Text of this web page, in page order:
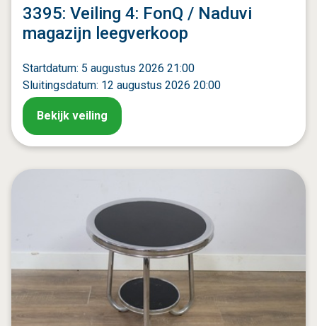
3395: Veiling 4: FonQ / Naduvi
magazijn leegverkoop
Startdatum: 5 augustus 2026 21:00
Sluitingsdatum: 12 augustus 2026 20:00
Bekijk veiling